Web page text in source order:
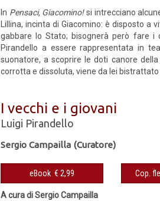
In Pensaci, Giacomino!si intrecciano
Lillina, incinta di Giacomino: è disposto a
gabbare lo Stato; bisognerà però fare i
Pirandello a essere rappresentata in
suonatore, a scoprire le doti canore
corrotta e dissoluta, viene da lei
I vecchi e i giovani
Luigi Pirandello
Sergio Campailla (Curatore)
eBook € 2,99
A cura di Sergio Campailla